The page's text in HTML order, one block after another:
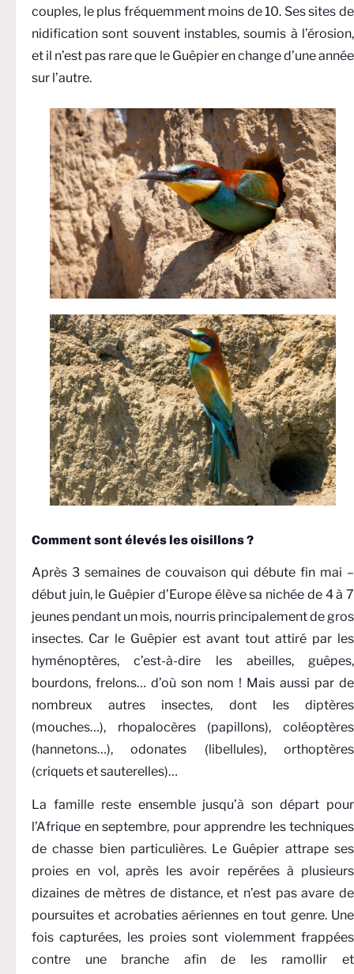
couples, le plus fréquemment moins de 10. Ses sites de
nidification sont souvent instables, soumis à l’érosion,
et il n’est pas rare que le Guêpier en change d’une année
sur l’autre.
Comment sont élevés les oisillons ?
Après 3 semaines de couvaison qui débute fin mai –
début juin, le Guêpier d’Europe élève sa nichée de 4 à 7
jeunes pendant un mois, nourris principalement de gros
insectes. Car le Guêpier est avant tout attiré par les
hyménoptères, c’est-à-dire les abeilles, guêpes,
bourdons, frelons… d’où son nom ! Mais aussi par de
nombreux autres insectes, dont les diptères
(mouches…), rhopalocères (papillons), coléoptères
(hannetons…), odonates (libellules), orthoptères
(criquets et sauterelles)…
La famille reste ensemble jusqu’à son départ pour
l’Afrique en septembre, pour apprendre les techniques
de chasse bien particulières. Le Guêpier attrape ses
proies en vol, après les avoir repérées à plusieurs
dizaines de mètres de distance, et n’est pas avare de
poursuites et acrobaties aériennes en tout genre. Une
fois capturées, les proies sont violemment frappées
contre une branche afin de les ramollir et